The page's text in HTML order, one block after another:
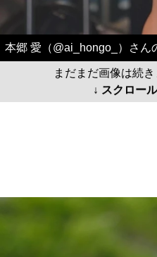
本郷 愛（@ai_hongo_）さん
まだまだ画像は続
↓ スクロー